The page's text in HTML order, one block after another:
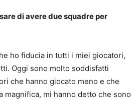
di avere due squadre per
ho fiducia in tutti i miei giocatori,
Oggi sono molto soddisfatti
che hanno giocato meno e che
magnifica, mi hanno detto che sono